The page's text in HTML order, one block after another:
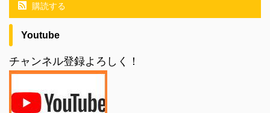
購読する
Youtube
チャンネル登録よろしく！